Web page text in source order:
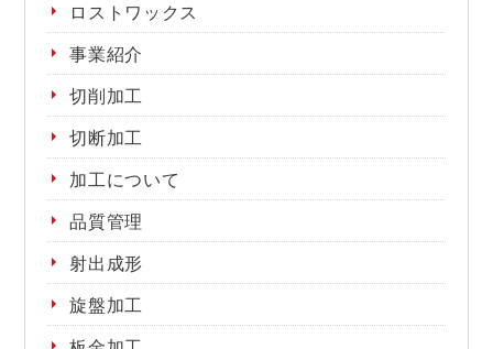
ロストワックス
事業紹介
切削加工
切断加工
加工について
品質管理
射出成形
旋盤加工